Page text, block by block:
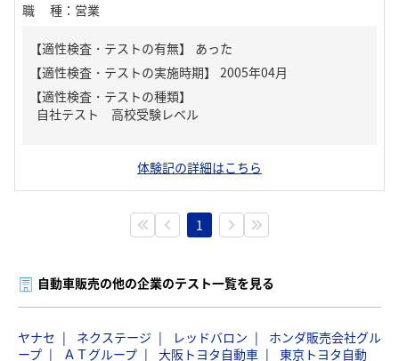
職種 ： 営業
【適性検査・テストの有無】 あった
【適性検査・テストの種類】
自社テスト 高校受験レベル
体験記の詳細はこちら
1
自動車販売の他の企業のテスト一覧を見る
ヤナセ ネクステージ レッドバロン
ホンダ販売会社グル
ープ
ＡＴグループ 大阪トヨタ自動車
東京トヨタ自動